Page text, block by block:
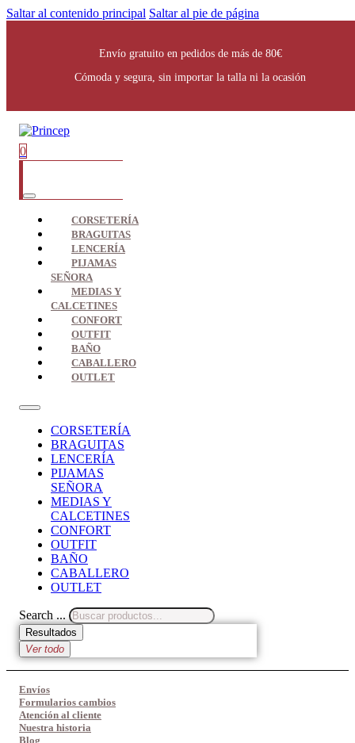
Saltar al contenido principal Saltar al pie de página
Envío gratuito en pedidos de más de 80€
Cómoda y segura, sin importar la talla ni la ocasión
0
CORSETERÍA
BRAGUITAS
LENCERÍA
PIJAMAS
SEÑORA
MEDIAS Y
CALCETINES
CONFORT
OUTFIT
BAÑO
CABALLERO
OUTLET
CORSETERÍA
BRAGUITAS
LENCERÍA
PIJAMAS
SEÑORA
MEDIAS Y
CALCETINES
CONFORT
OUTFIT
BAÑO
CABALLERO
OUTLET
Search ...
Resultados
Ver todo
Envíos
Formularios cambios
Atención al cliente
Nuestra historia
Blog